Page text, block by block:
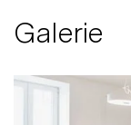
Galerie